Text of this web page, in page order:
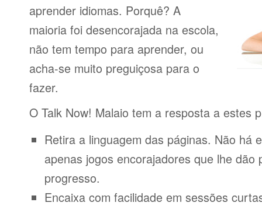
aprender idiomas. Porquê? A
maioria foi desencorajada na escola,
não tem tempo para aprender, ou
acha-se muito preguiçosa para o
fazer.
O Talk Now! Malaio tem a resposta a estes
Retira a linguagem das páginas. Não há
apenas jogos encorajadores que lhe dão
progresso.
Encaixa com facilidade em sessões